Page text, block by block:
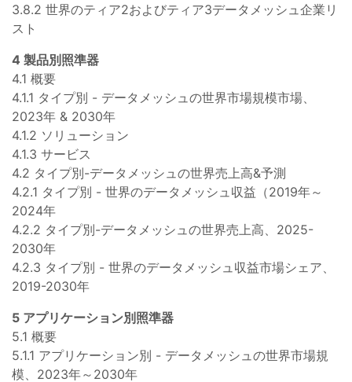
3.8.2 世界のティア2およびティア3データメッシュ企業リ
スト
4 製品別照準器
4.1 概要
4.1.1 タイプ別 - データメッシュの世界市場規模市場、
2023年 & 2030年
4.1.2 ソリューション
4.1.3 サービス
4.2 タイプ別-データメッシュの世界売上高&予測
4.2.1 タイプ別 - 世界のデータメッシュ収益（2019年～
2024年
4.2.2 タイプ別-データメッシュの世界売上高、2025-
2030年
4.2.3 タイプ別 - 世界のデータメッシュ収益市場シェア、
2019-2030年
5 アプリケーション別照準器
5.1 概要
5.1.1 アプリケーション別 - データメッシュの世界市場規
模、2023年～2030年